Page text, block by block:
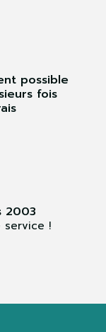
possible
fois
2003
service !